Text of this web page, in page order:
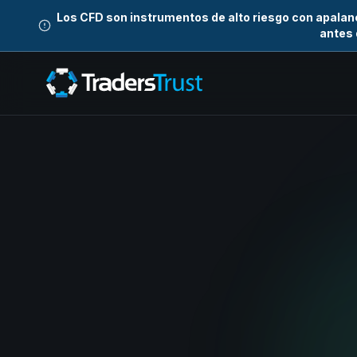
Los CFD son instrumentos de alto riesgo con
antes